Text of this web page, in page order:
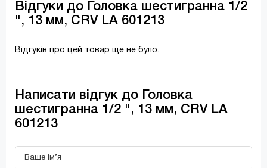
Відгуки до Головка шестигранна 1/2
", 13 мм, CRV LA 601213
Відгуків про цей товар ще не було.
Написати відгук до Головка
шестигранна 1/2 ", 13 мм, CRV LA
601213